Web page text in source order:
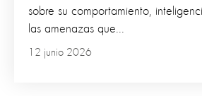
12 junio 2026
sobre su comportamiento,
las amenazas que...